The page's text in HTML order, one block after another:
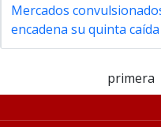
Mercados
encadena su quinta
primera